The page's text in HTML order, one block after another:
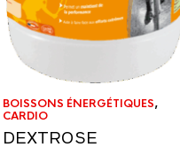
BOISSONS ÉNERGÉTIQUES,
CARDIO
DEXTROSE